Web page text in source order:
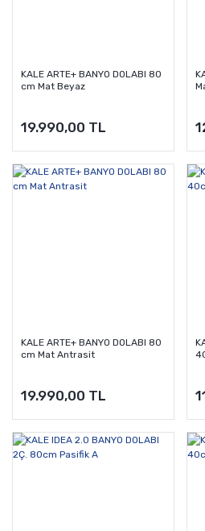
KALE ARTE+ BANYO DOLABI 80
cm Mat Beyaz
19.990,00 TL
KALE ARTE+ BANYO DOLABI 80
cm Mat Antrasit
19.990,00 TL